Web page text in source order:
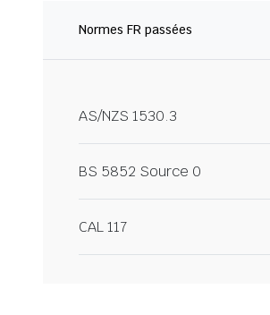
Normes FR passées
AS/NZS 1530.3
BS 5852 Source 0
CAL 117